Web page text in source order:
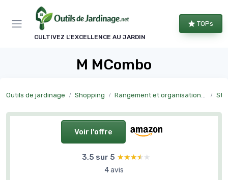
CULTIVEZ L'EXCELLENCE AU JARDIN
TOPs
M MCombo
Outils de jardinage Shopping Rangement et organisation du jardin
Voir l'offre
3,5 sur 5 ★★★★★
★★★★★
4 avis
Panneau de gestion des cookies